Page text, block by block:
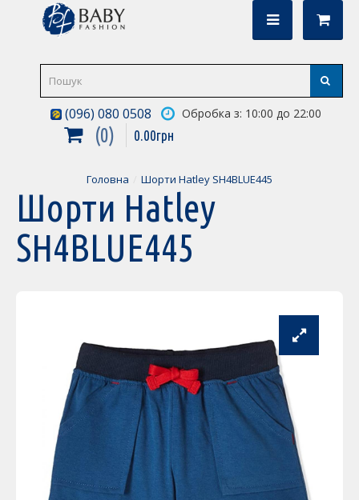
(096) 080 0508 Обробка з: 10:00 до 22:00
0 0.00грн
Головна Шорти Hatley SH4BLUE445
Шорти Hatley
SH4BLUE445